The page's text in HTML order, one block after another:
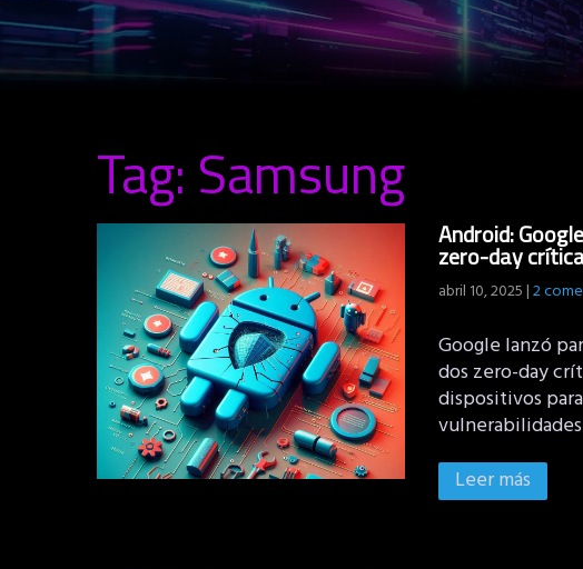
Tag: Samsung
Android:
zero-day
abril 10, 2025|2
Google lanzó
dos zero-day
dispositivos
Leer más